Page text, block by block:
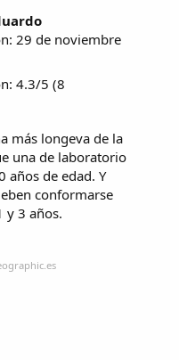
29 de noviembre
4.3/5 (8
más longeva de la
una de laboratorio
años de edad. Y
conformarse
y 3 años.